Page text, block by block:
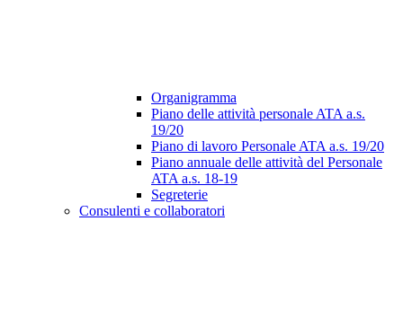
Organigramma
Piano delle attività personale ATA a.s.
19/20
Piano di lavoro Personale ATA a.s. 19/20
Piano annuale delle attività del Personale
ATA a.s. 18-19
Segreterie
Consulenti e collaboratori